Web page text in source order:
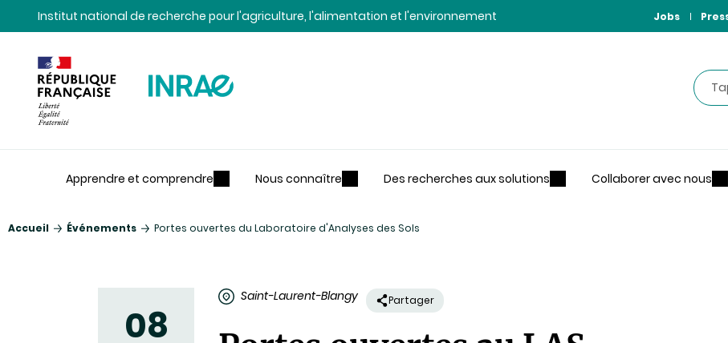
Contenu
Recherche
NavigationInstitut national de recherche pour l'agriculture, l'alimentation et l'environnement Jobs
Apprendre et comprendre Nous connaître Des recherches aux solutions Collaborer avec nous
Accueil Événements Portes ouvertes du Laboratoire d'Analyses des Sols
08
Saint-Laurent-Blangy Partager